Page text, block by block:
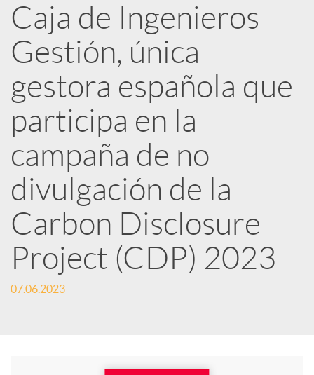
b
l
i
c
a
d
o
Caja de Ingenieros
Gestión, única
gestora española que
participa en la
campaña de no
divulgación de la
Carbon Disclosure
Project (CDP) 2023
07.06.2023